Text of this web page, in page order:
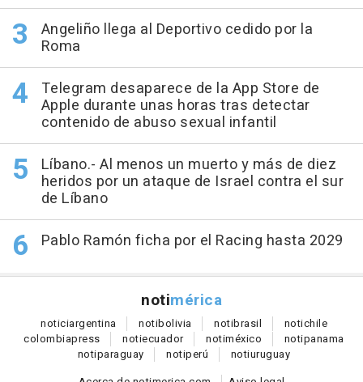
Angeliño llega al Deportivo cedido por la
Roma
Telegram desaparece de la App Store de
Apple durante unas horas tras detectar
contenido de abuso sexual infantil
Líbano.- Al menos un muerto y más de diez
heridos por un ataque de Israel contra el sur
de Líbano
Pablo Ramón ficha por el Racing hasta 2029
notimérica
noticiargentina notibolivia notibrasil notichile
colombiapress notiecuador notiméxico notipanama
notiparaguay notiperú notiuruguay